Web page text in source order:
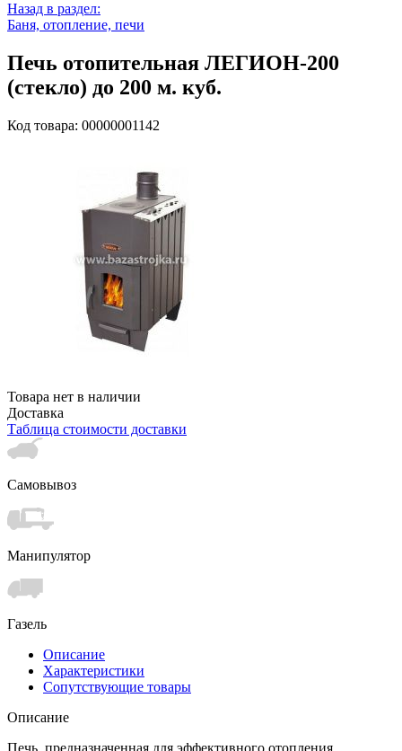
Назад в раздел:
Баня, отопление, печи
Печь отопительная ЛЕГИОН-200
(стекло) до 200 м. куб.
Код товара: 00000001142
Товара нет в наличии
Доставка
Таблица стоимости доставки
Самовывоз
Манипулятор
Газель
Описание
Характеристики
Сопутствующие товары
Описание
Печь, предназначенная для эффективного отопления